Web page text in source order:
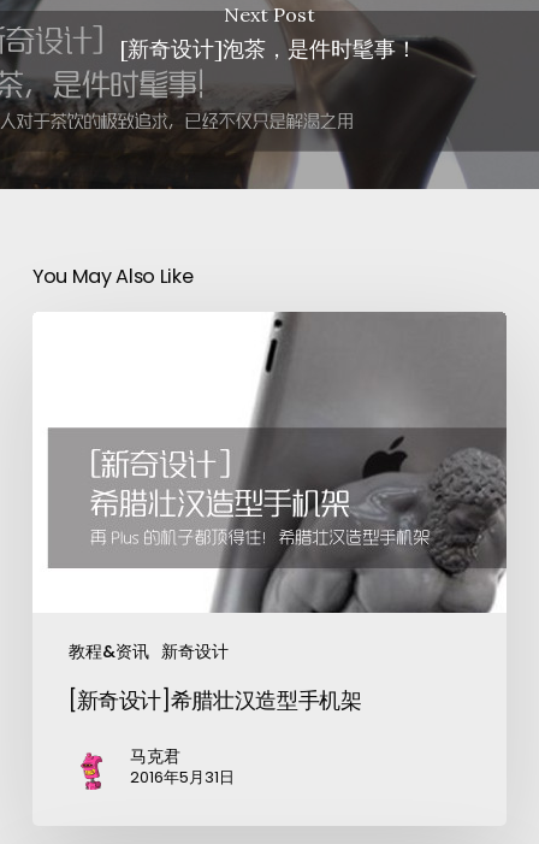
Next Post
[新奇设计]泡茶，是件时髦事！
You May Also Like
教程&资讯 新奇设计
[新奇设计]希腊壮汉造型手机架
马克君
2016年5月31日